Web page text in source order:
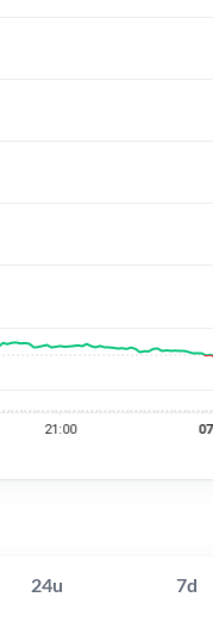
24u 7d